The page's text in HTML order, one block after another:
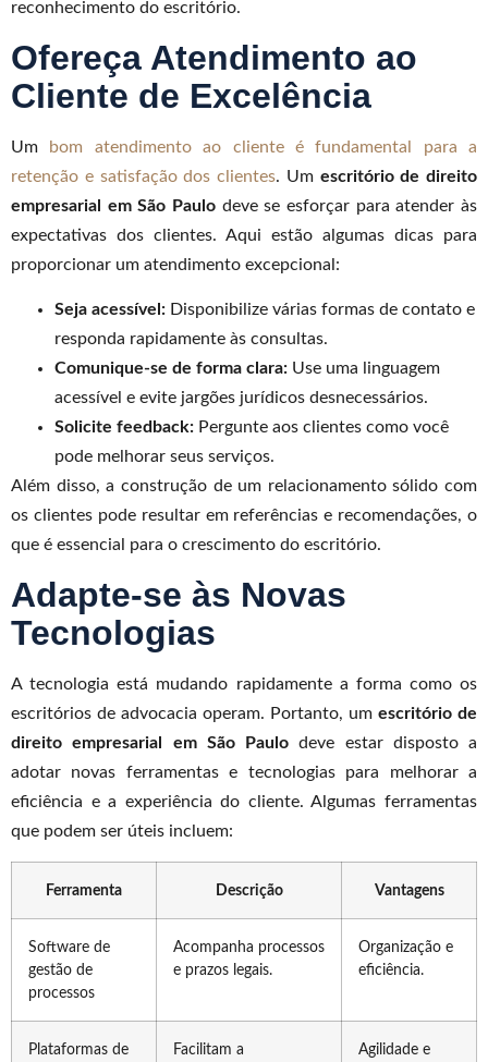
reconhecimento do escritório.
Ofereça Atendimento ao
Cliente de Excelência
Um
bom atendimento ao cliente é fundamental para a
retenção e satisfação dos clientes. Um escritório de direito
empresarial em São Paulo deve se esforçar para atender às
expectativas dos clientes. Aqui estão algumas dicas para
proporcionar um atendimento excepcional:
Seja acessível: Disponibilize várias formas de contato e
responda rapidamente às consultas.
Comunique-se de forma clara: Use uma linguagem
acessível e evite jargões jurídicos desnecessários.
Solicite feedback: Pergunte aos clientes como você
pode melhorar seus serviços.
Além disso, a construção de um relacionamento sólido com
os clientes pode resultar em referências e recomendações, o
que é essencial para o crescimento do escritório.
Adapte-se às Novas
Tecnologias
A tecnologia está mudando rapidamente a forma como os
escritórios de advocacia operam. Portanto, um escritório de
direito empresarial em São Paulo deve estar disposto a
adotar novas ferramentas e tecnologias para melhorar a
eficiência e a experiência do cliente. Algumas ferramentas
que podem ser úteis incluem:
Ferramenta Descrição Vantagens
Software de
gestão de
processos
Acompanha processos
e prazos legais.
Organização e
eficiência.
Plataformas de
Facilitam a
Agilidade e